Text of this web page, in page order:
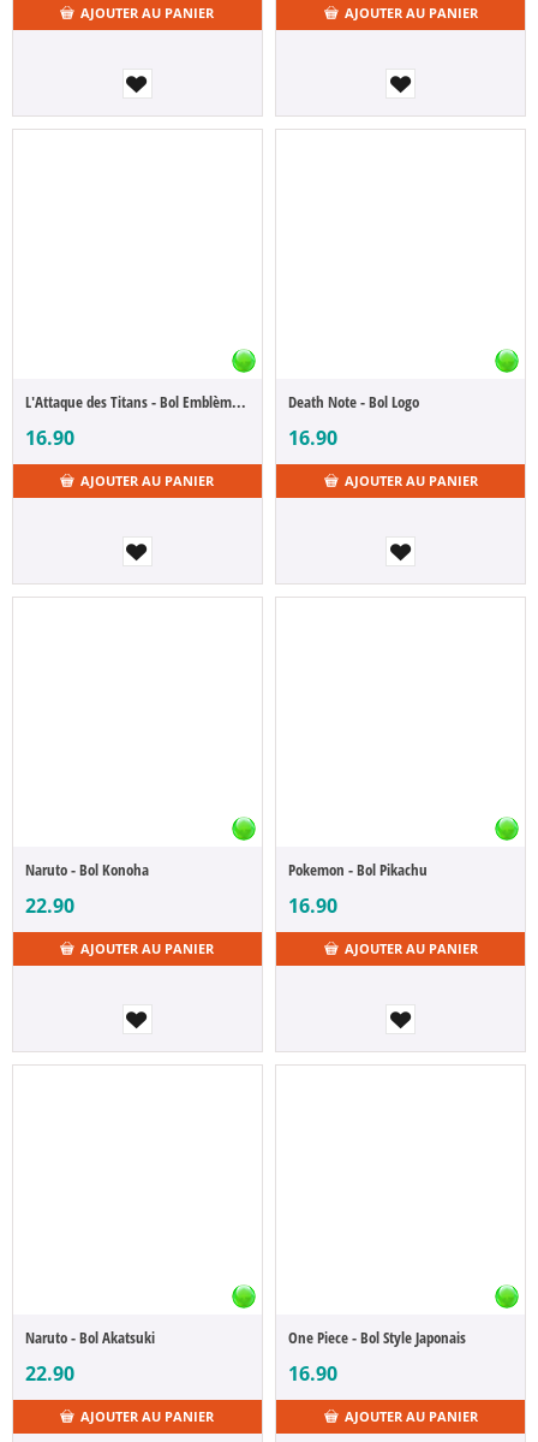
AJOUTER AU PANIER AJOUTER AU PANIER
L'Attaque des Titans - Bol Emblèmes S3
16.90
AJOUTER AU PANIER
Death Note - Bol Logo
16.90
AJOUTER AU PANIER
Naruto - Bol Konoha
22.90
AJOUTER AU PANIER
Pokemon - Bol Pikachu
16.90
AJOUTER AU PANIER
Naruto - Bol Akatsuki
22.90
AJOUTER AU PANIER
One Piece - Bol Style Japonais
16.90
AJOUTER AU PANIER